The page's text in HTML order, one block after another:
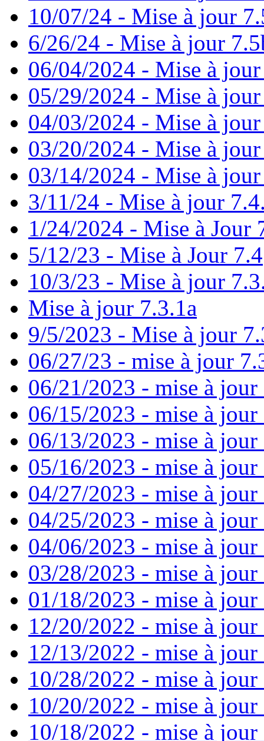
10/07/24 - Mise à jour
6/26/24 - Mise à jour
06/04/2024 - Mise à
05/29/2024 - Mise à
04/03/2024 - Mise à
03/20/2024 - Mise à
03/14/2024 - Mise à
3/11/24 - Mise à jour
1/24/2024 - Mise à Jour
5/12/23 - Mise à Jour 7.4
10/3/23 - Mise à jour
Mise à jour 7.3.1a
9/5/2023 - Mise à jour
06/27/23 - mise à jour
06/21/2023 - mise à jour
06/15/2023 - mise à jour
06/13/2023 - mise à
05/16/2023 - mise à jour
04/27/2023 - mise à jour
04/25/2023 - mise à jour
04/06/2023 - mise à jour
03/28/2023 - mise à jour
01/18/2023 - mise à jour
12/20/2022 - mise à jour
12/13/2022 - mise à
10/28/2022 - mise à jour
10/20/2022 - mise à jour
10/18/2022 - mise à jour